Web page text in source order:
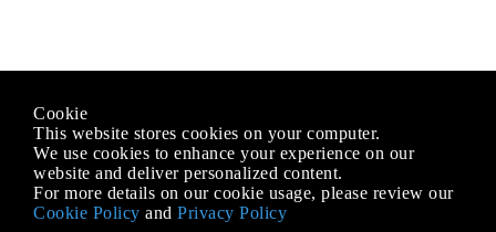
Cookie
This website stores cookies on your computer.
We use cookies to enhance your experience on our
website and deliver personalized content.
For more details on our cookie usage, please review our
Cookie Policy and Privacy Policy